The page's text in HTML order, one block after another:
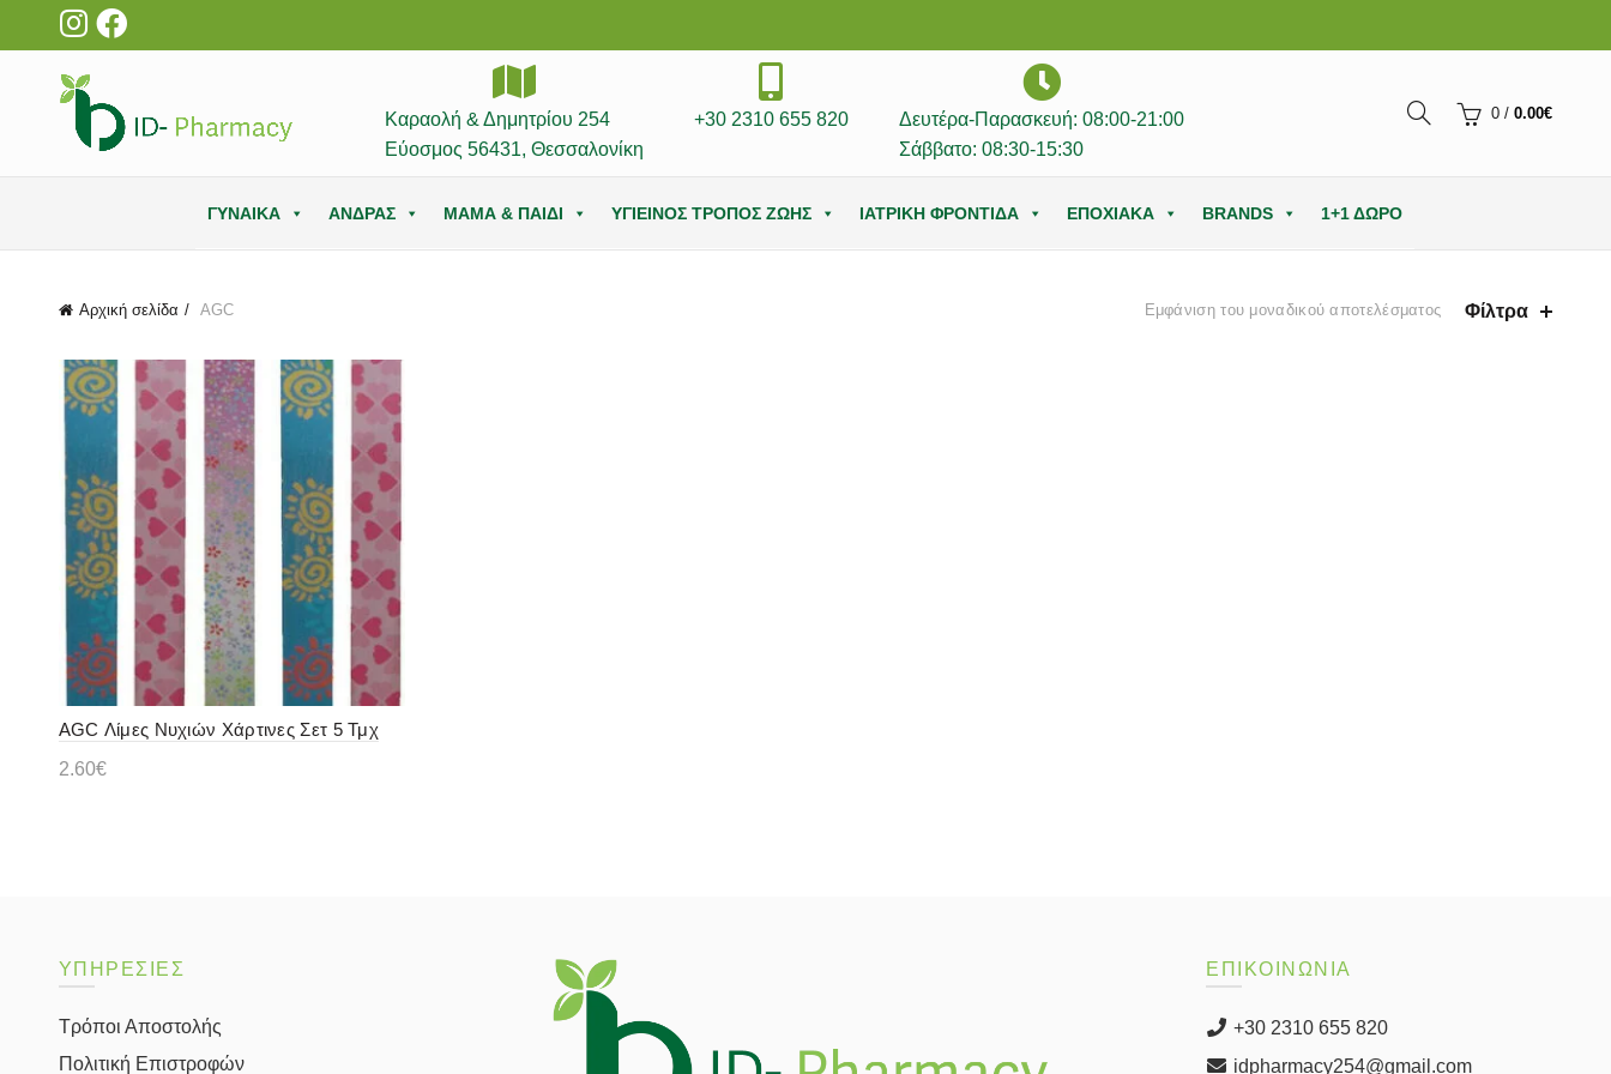
Καραολή & Δημητρίου 254
Εύοσμος 56431, Θεσσαλονίκη
+30 2310 655 820
Δευτέρα-Παρασκευή: 08:00-21:00
Σάββατο: 08:30-15:30
0 / 0.00€
ΓΥΝΑΙΚΑ ΑΝΔΡΑΣ ΜΑΜΑ & ΠΑΙΔΙ ΥΓΙΕΙΝΟΣ ΤΡΟΠΟΣ ΖΩΗΣ ΙΑΤΡΙΚΗ ΦΡΟΝΤΙΔΑ ΕΠΟΧΙΑΚΑ BRANDS 1+1 ΔΩΡΟ
Αρχική σελίδα AGC Εμφάνιση του μοναδικού αποτελέσματος Φίλτρα
AGC Λίμες Νυχιών Χάρτινες Σετ 5 Τμχ
2.60€
ΥΠΗΡΕΣΙΕΣ
Τρόποι Αποστολής
Πολιτική Επιστροφών
ΕΠΙΚΟΙΝΩΝΙΑ
+30 2310 655 820
idpharmacy254@gmail.com